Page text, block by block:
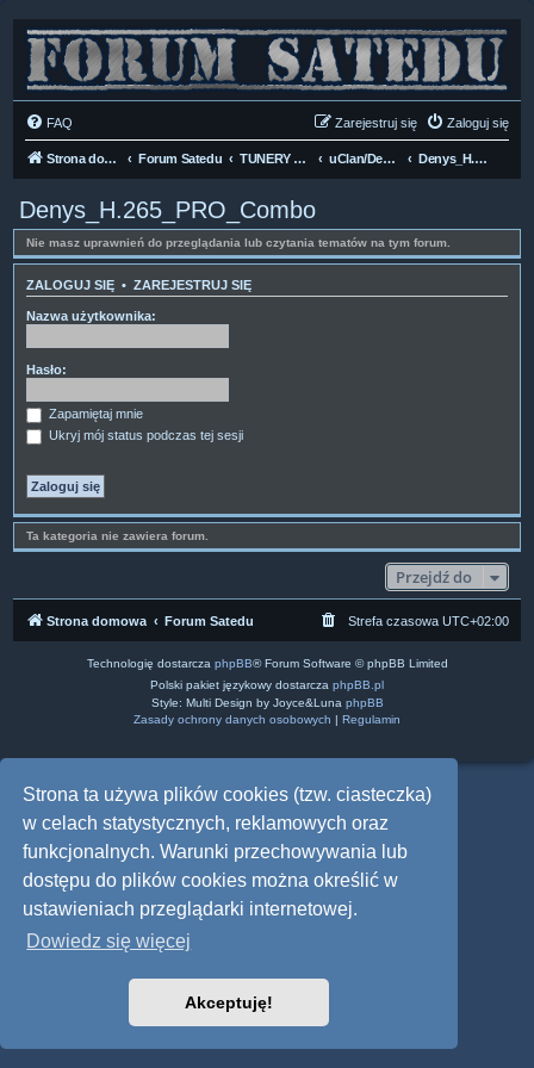
Strona ta używa plików cookies (tzw. ciasteczka)
w celach statystycznych, reklamowych oraz
funkcjonalnych. Warunki przechowywania lub
dostępu do plików cookies można określić w
ustawieniach przeglądarki internetowej.
Dowiedz się więcej
Akceptuję!
FAQ Zaloguj się
Zarejestruj się
Strona domowa Forum Satedu TUNERY SAT HD-LINUX uClan/Denys HD H.265 Denys_H.265_PRO_Combo
Denys_H.265_PRO_Combo
Nie masz uprawnień do przeglądania lub czytania tematów na tym forum.
ZALOGUJ SIĘ • ZAREJESTRUJ SIĘ
Nazwa użytkownika:
Hasło:
Zapamiętaj mnie
Ukryj mój status podczas tej sesji
Ta kategoria nie zawiera forum.
Przejdź do
Strona domowa Forum Satedu Strefa czasowa UTC+02:00
Technologię dostarcza phpBB® Forum Software © phpBB Limited
Polski pakiet językowy dostarcza phpBB.pl
Style: Multi Design by Joyce&Luna phpBB
Zasady ochrony danych osobowych | Regulamin